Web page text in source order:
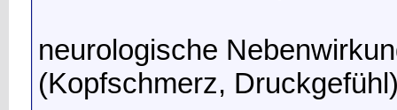
neurologische
(Kopfschmerz,